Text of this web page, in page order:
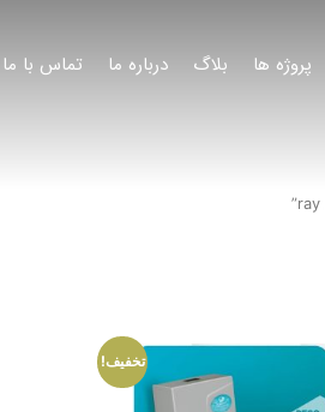
پروژه ها بلاگ درباره ما تماس با ما
تخفیف!